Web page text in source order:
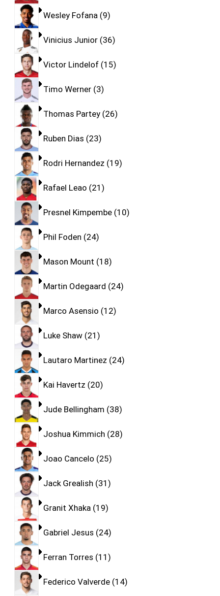
Wesley Fofana 9
Vinicius Junior 36
Victor Lindelof 15
Timo Werner 3
Thomas Partey 26
Ruben Dias 23
Rodri Hernandez 19
Rafael Leao 21
Presnel Kimpembe 10
Phil Foden 24
Mason Mount 18
Martin Odegaard 24
Marco Asensio 12
Luke Shaw 21
Lautaro Martinez 24
Kai Havertz 20
Jude Bellingham 38
Joshua Kimmich 28
Joao Cancelo 25
Jack Grealish 31
Granit Xhaka 19
Gabriel Jesus 24
Ferran Torres 11
Federico Valverde 14